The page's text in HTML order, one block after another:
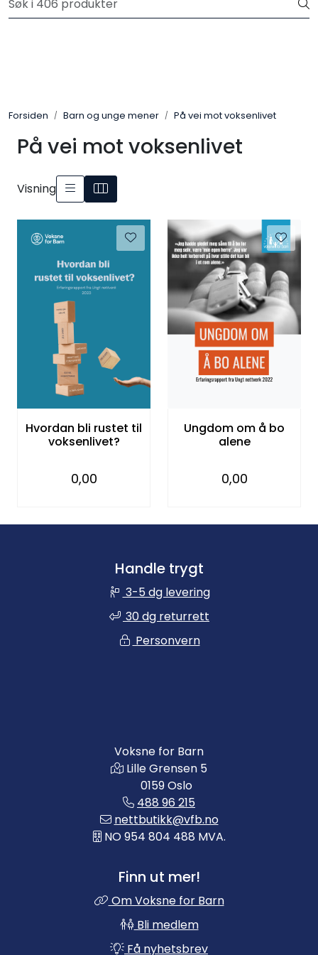
Skip to main contentPrivatkunde: Fri frakt på ordre over 599 kr.
Forsiden Barn og unge mener På vei mot voksenlivet
På vei mot voksenlivet
Visning
Hvordan bli rustet til
voksenlivet?
0,00
Ungdom om å bo
alene
0,00
Voksne for Barn
Lille Grensen 5
0159 Oslo
488 96 215
nettbutikk@vfb.no
NO 954 804 488 MVA.
Finn ut mer!
Om Voksne for Barn
Bli medlem
Få nyhetsbrev
Handle trygt
3-5 dg levering
30 dg returrett
Personvern
Hei-produkter
Psykologi for Barn
For skoler
Kurs og arrangementer